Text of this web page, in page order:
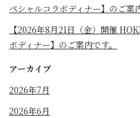
ペシャルコラボディナー】のご案
【2026年8月21日（金）開催
ボディナー】のご案内です。
アーカイブ
2026年7月
2026年6月